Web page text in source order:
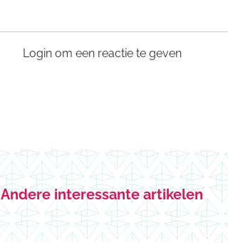
Login om een reactie te geven
Andere interessante artikelen